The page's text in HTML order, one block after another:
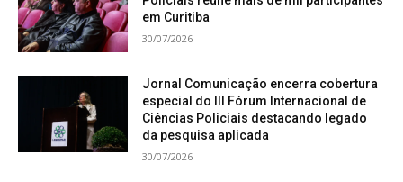
em Curitiba
30/07/2026
Jornal Comunicação encerra cobertura
especial do III Fórum Internacional de
Ciências Policiais destacando legado
da pesquisa aplicada
30/07/2026